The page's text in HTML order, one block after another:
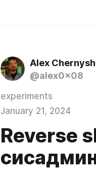
Alex
@alex0x08
experiments
January 21, 2024
Reverse